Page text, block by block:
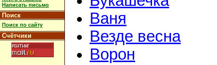
Написать письмо
Поиск
Поиск по сайту
Счётчики
Ваня
Везде весна
Ворон